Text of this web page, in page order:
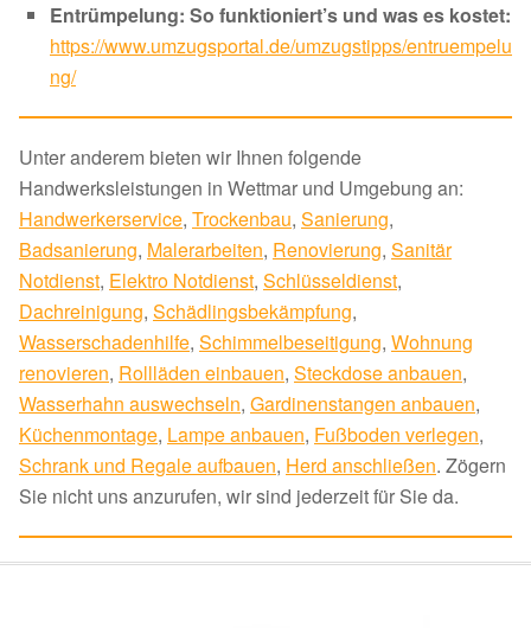
Entrümpelung: So funktioniert’s und was es kostet:
https://www.umzugsportal.de/umzugstipps/entruempelu
ng/
Unter anderem bieten wir Ihnen folgende
Handwerksleistungen in Wettmar und Umgebung an:
Handwerkerservice, Trockenbau, Sanierung,
Badsanierung, Malerarbeiten, Renovierung, Sanitär
Notdienst, Elektro Notdienst, Schlüsseldienst,
Dachreinigung, Schädlingsbekämpfung,
Wasserschadenhilfe, Schimmelbeseitigung, Wohnung
renovieren, Rollläden einbauen, Steckdose anbauen,
Wasserhahn auswechseln, Gardinenstangen anbauen,
Küchenmontage, Lampe anbauen, Fußboden verlegen,
Schrank und Regale aufbauen, Herd anschließen. Zögern
Sie nicht uns anzurufen, wir sind jederzeit für Sie da.